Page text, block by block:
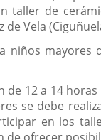
taller de
Vela
niños
12 a 14
se debe
en los